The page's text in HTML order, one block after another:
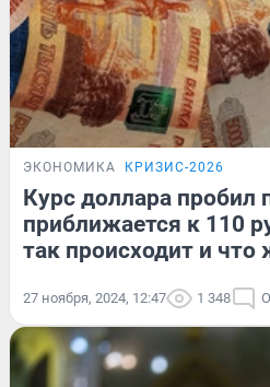
ЭКОНОМИКА КРИЗИС-2026
Курс доллара пробил
приближается к 110
так происходит и
27 ноября, 2024, 12:47 1 348